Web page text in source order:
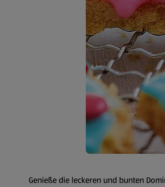
Genieße die leckeren und bunten